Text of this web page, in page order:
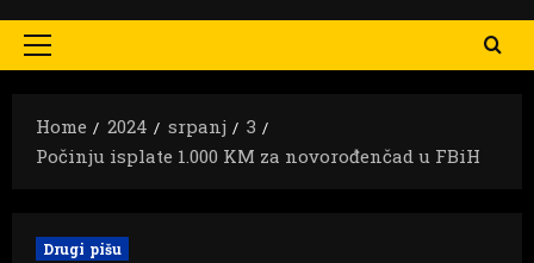
Primary
Home
2024 srpanj
3
Počinju isplate 1.000 KM za novorođenčad u FBiH
Drugi pišu